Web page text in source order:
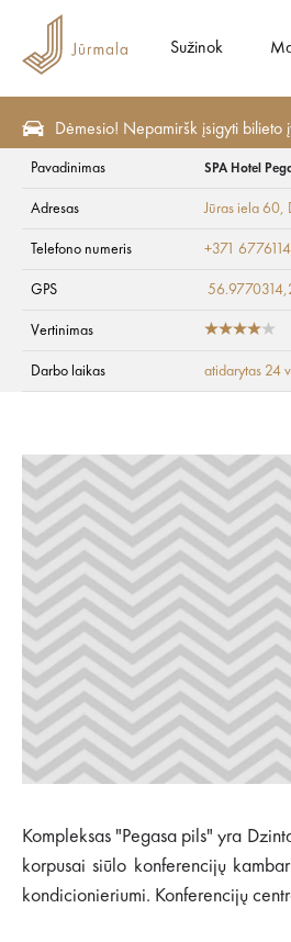
Sužinok
Dėmesio! Nepamiršk įsigyti bilieto
SPA Hotel
Pavadinimas SPA Hotel
Adresas Jūras iela 60,
Telefono numeris +371
GPS
Vertinimas
Darbo laikas atidarytas 24
Kompleksas "Pegasa pils" yra
korpusai siūlo konferencijų
kondicionieriumi. Konferencijų